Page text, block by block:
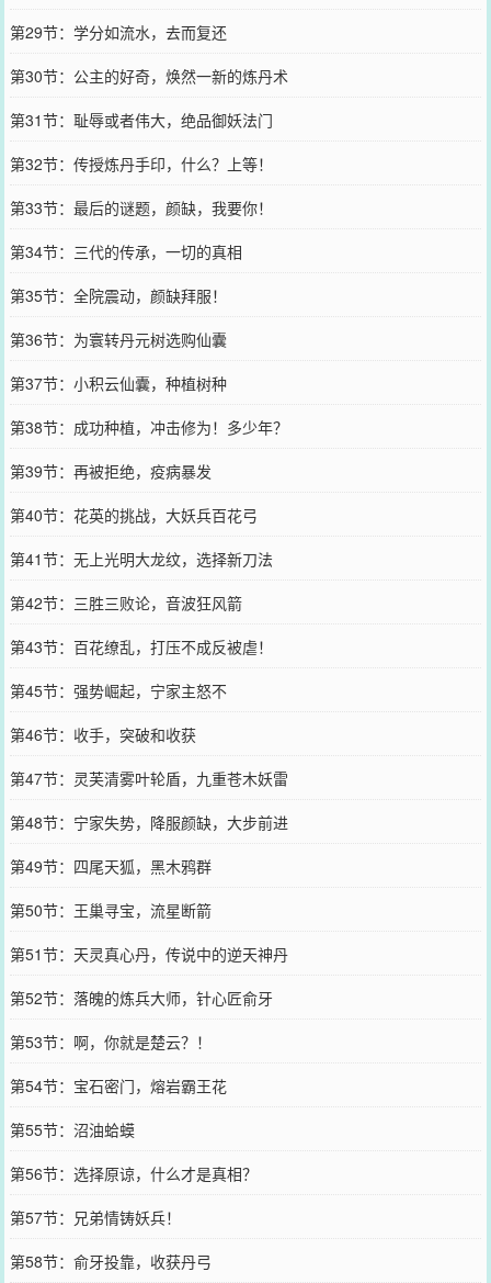
第29节：学分如流水，去而复还
第30节：公主的好奇，焕然一新的炼丹术
第31节：耻辱或者伟大，绝品御妖法门
第32节：传授炼丹手印，什么？上等！
第33节：最后的谜题，颜缺，我要你！
第34节：三代的传承，一切的真相
第35节：全院震动，颜缺拜服！
第36节：为寰转丹元树选购仙囊
第37节：小积云仙囊，种植树种
第38节：成功种植，冲击修为！多少年？
第39节：再被拒绝，疫病暴发
第40节：花英的挑战，大妖兵百花弓
第41节：无上光明大龙纹，选择新刀法
第42节：三胜三败论，音波狂风箭
第43节：百花缭乱，打压不成反被虐！
第45节：强势崛起，宁家主怒不
第46节：收手，突破和收获
第47节：灵芙清雾叶轮盾，九重苍木妖雷
第48节：宁家失势，降服颜缺，大步前进
第49节：四尾天狐，黑木鸦群
第50节：王巢寻宝，流星断箭
第51节：天灵真心丹，传说中的逆天神丹
第52节：落魄的炼兵大师，针心匠俞牙
第53节：啊，你就是楚云？！
第54节：宝石密门，熔岩霸王花
第55节：沼油蛤蟆
第56节：选择原谅，什么才是真相？
第57节：兄弟情铸妖兵！
第58节：俞牙投靠，收获丹弓